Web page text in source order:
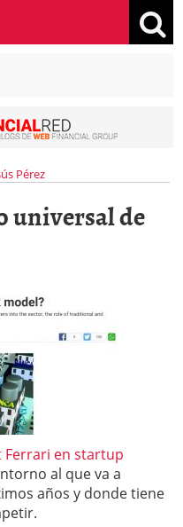
Pérez
universal de
Ferrari en startup
al que va a
años y donde tiene